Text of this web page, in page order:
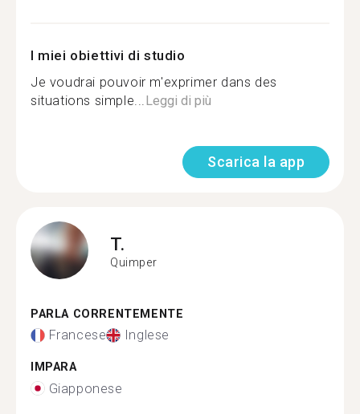
I miei obiettivi di studio
Je voudrai pouvoir m'exprimer dans des
situations simple... Leggi di più
Scarica la app
T.
Quimper
PARLA CORRENTEMENTE
Francese Inglese
IMPARA
Giapponese